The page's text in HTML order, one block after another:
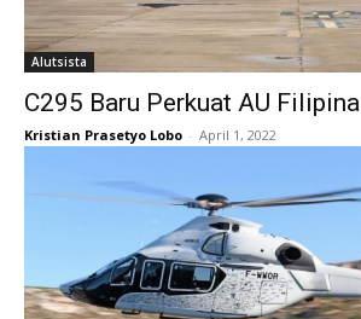
Alutsista
C295 Baru Perkuat AU Filipina
Kristian Prasetyo Lobo - April 1, 2022